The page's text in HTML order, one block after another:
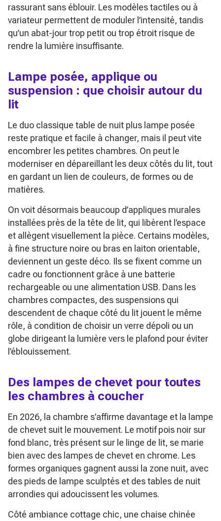
rassurant sans éblouir. Les modèles tactiles ou à
variateur permettent de moduler l’intensité, tandis
qu’un abat-jour trop petit ou trop étroit risque de
rendre la lumière insuffisante.
Lampe posée, applique ou
suspension : que choisir autour du
lit
Le duo classique table de nuit plus lampe posée
reste pratique et facile à changer, mais il peut vite
encombrer les petites chambres. On peut le
moderniser en dépareillant les deux côtés du lit, tout
en gardant un lien de couleurs, de formes ou de
matières.
On voit désormais beaucoup d’appliques murales
installées près de la tête de lit, qui libèrent l’espace
et allègent visuellement la pièce. Certains modèles,
à fine structure noire ou bras en laiton orientable,
deviennent un geste déco. Ils se fixent comme un
cadre ou fonctionnent grâce à une batterie
rechargeable ou une alimentation USB. Dans les
chambres compactes, des suspensions qui
descendent de chaque côté du lit jouent le même
rôle, à condition de choisir un verre dépoli ou un
globe dirigeant la lumière vers le plafond pour éviter
l’éblouissement.
Des lampes de chevet pour toutes
les chambres à coucher
En 2026, la chambre s’affirme davantage et la lampe
de chevet suit le mouvement. Le motif pois noir sur
fond blanc, très présent sur le linge de lit, se marie
bien avec des lampes de chevet en chrome. Les
formes organiques gagnent aussi la zone nuit, avec
des pieds de lampe sculptés et des tables de nuit
arrondies qui adoucissent les volumes.
Côté ambiance cottage chic, une chaise chinée